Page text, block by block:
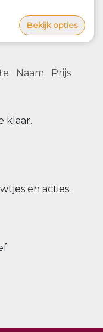
Bekijk opties
Naam Prijs
klaar.
en acties.